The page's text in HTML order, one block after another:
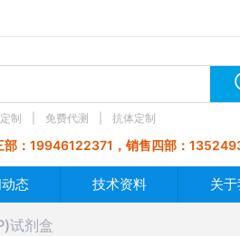
制 免费代测 抗体定制
：19946122371，销售四部：
态 技术资料 关
试剂盒